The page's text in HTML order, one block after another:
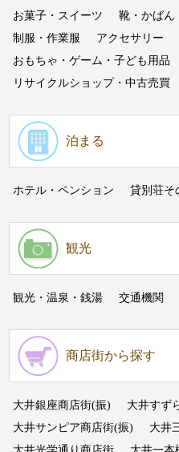
お菓子・スイーツ
靴・かばん
制服・作業服
アクセサリー
おもちゃ・ゲーム・子ども用品
リサイクルショップ・中古売買
泊まる
ホテル・ペンション 貸別荘そ
観光
観光・温泉・銭湯 交通機関
商店街から探す
大井銀座商店街(振) 大井すず
大井サンピア商店街(振)
大井